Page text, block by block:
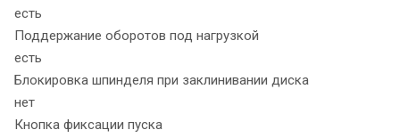
есть
Поддержание оборотов под нагрузкой
есть
Блокировка шпинделя при заклинивании диска
нет
Кнопка фиксации пуска